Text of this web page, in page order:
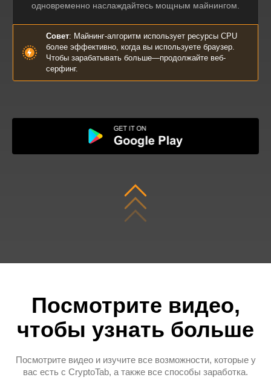
одновременно наслаждайтесь мощным майнингом.
Совет: Майнинг-алгоритм использует ресурсы CPU
более эффективно, когда вы используете браузер.
Чтобы зарабатывать больше—продолжайте веб-
серфинг.
Посмотрите видео,
чтобы узнать больше
Посмотрите видео и изучите все возможности, которые у
вас есть с CryptoTab, а также все способы заработка.